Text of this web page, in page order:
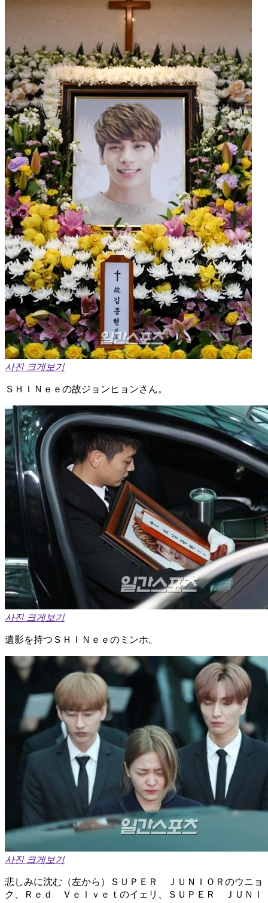
사진 크게보기
ＳＨＩＮｅｅの故ジョンヒョンさん。
사진 크게보기
遺影を持つＳＨＩＮｅｅのミンホ。
사진 크게보기
悲しみに沈む（左から）ＳＵＰＥＲ ＪＵＮＩＯＲのウニョ
ク、Ｒｅｄ Ｖｅｌｖｅｔのイェリ、ＳＵＰＥＲ ＪＵＮＩ